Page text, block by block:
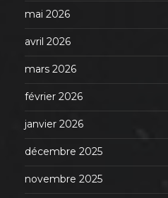
mai 2026
avril 2026
mars 2026
février 2026
janvier 2026
décembre 2025
novembre 2025